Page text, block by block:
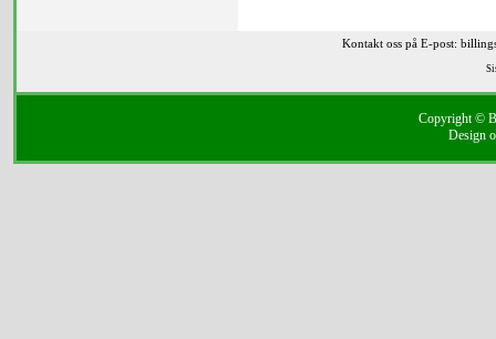
Kontakt oss på E-post:
Copyright ©
Design